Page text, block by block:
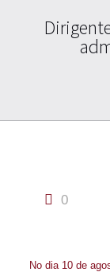
0
No dia 10 de